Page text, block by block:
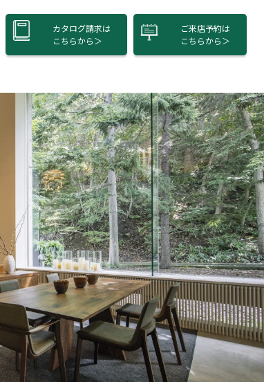
カタログ請求は
こちらから＞
ご来店予約は
こちらから＞